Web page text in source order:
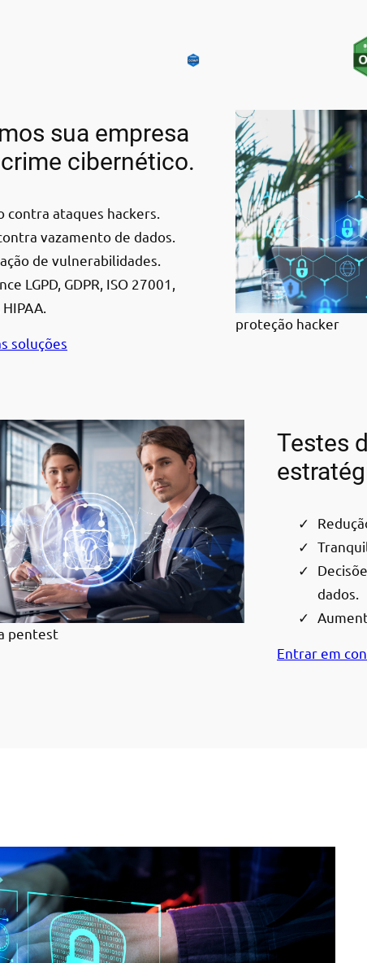
sua empresa
cibernético.
contra ataques hackers.
vazamento de dados.
de vulnerabilidades.
LGPD, GDPR, ISO 27001,
soluções
proteção hacker
pentest
Testes
dados.
Entrar em